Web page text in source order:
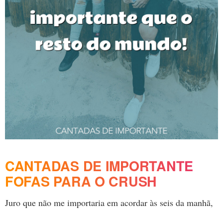
CANTADAS DE IMPORTANTE
FOFAS PARA O CRUSH
Juro que não me importaria em acordar às seis da manhã,